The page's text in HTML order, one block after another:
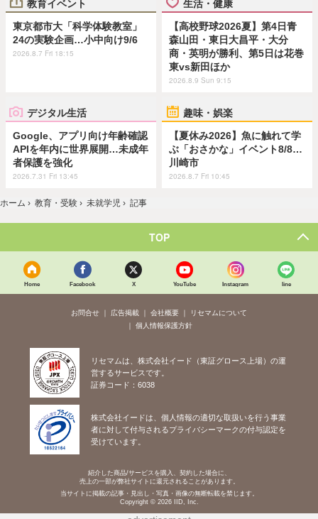
教育イベント
東京都市大「科学体験教室」
24の実験企画…小中向け9/6
2026.8.7 Fri 18:15
生活・健康
【高校野球2026夏】第4日青
森山田・東日大昌平・大分
商・英明が勝利、第5日は花巻
東vs新田ほか
2026.8.9 Sun 9:15
デジタル生活
Google、アプリ向け年齢確認
APIを年内に世界展開…未成年
者保護を強化
2026.7.31 Fri 13:45
趣味・娯楽
【夏休み2026】魚に触れて学
ぶ「おさかな」イベント8/8…
川崎市
2026.8.7 Fri 10:45
ホーム › 教育・受験 › 未就学児 › 記事
TOP
Home Facebook X YouTube Instagram line
お問合せ 広告掲載 会社概要
リセマムについて
個人情報保護方針
リセマムは、株式会社イード（東証グロース上場）の運
営するサービスです。
証券コード：6038
株式会社イードは、個人情報の適切な取扱いを行う事業
者に対して付与されるプライバシーマークの付与認定を
受けています。
紹介した商品/サービスを購入、契約した場合に、
売上の一部が弊社サイトに還元されることがあります。
当サイトに掲載の記事・見出し・写真・画像の無断転載を禁じます。
Copyright © 2026 IID, Inc.